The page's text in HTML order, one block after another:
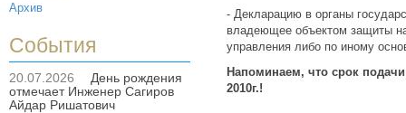
Архив
События
20.07.2026
День рождения
отмечает Инженер Сагиров
Айдар Ришатович
- Декларацию в органы
владеющее объектом защиты на
управления либо по иному
Напоминаем, что срок
2010г.!